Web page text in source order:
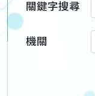
關鍵字搜尋
機關